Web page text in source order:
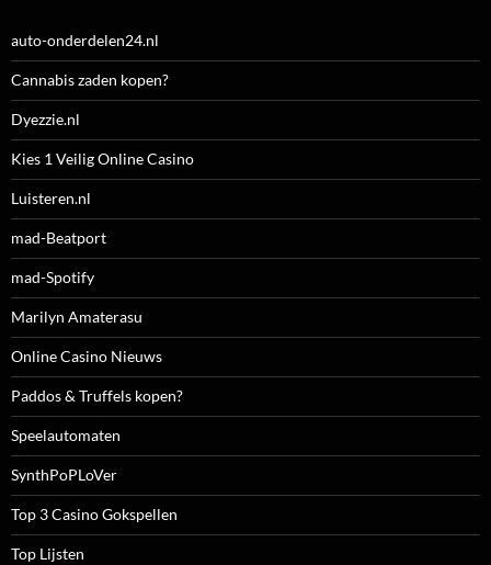
auto-onderdelen24.nl
Cannabis zaden kopen?
Dyezzie.nl
Kies 1 Veilig Online Casino
Luisteren.nl
mad-Beatport
mad-Spotify
Marilyn Amaterasu
Online Casino Nieuws
Paddos & Truffels kopen?
Speelautomaten
SynthPoPLoVer
Top 3 Casino Gokspellen
Top Lijsten